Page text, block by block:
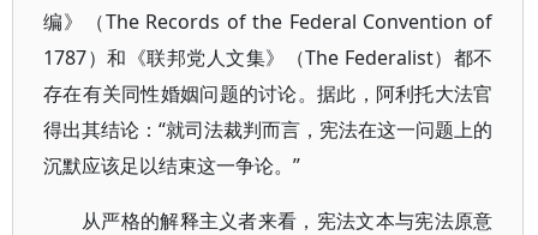
编》（The Records of the Federal Convention of
1787）和《联邦党人文集》（The Federalist）都不
存在有关同性婚姻问题的讨论。据此，阿利托大法官
得出其结论：“就司法裁判而言，宪法在这一问题上的
沉默应该足以结束这一争论。”
从严格的解释主义者来看，宪法文本与宪法原意